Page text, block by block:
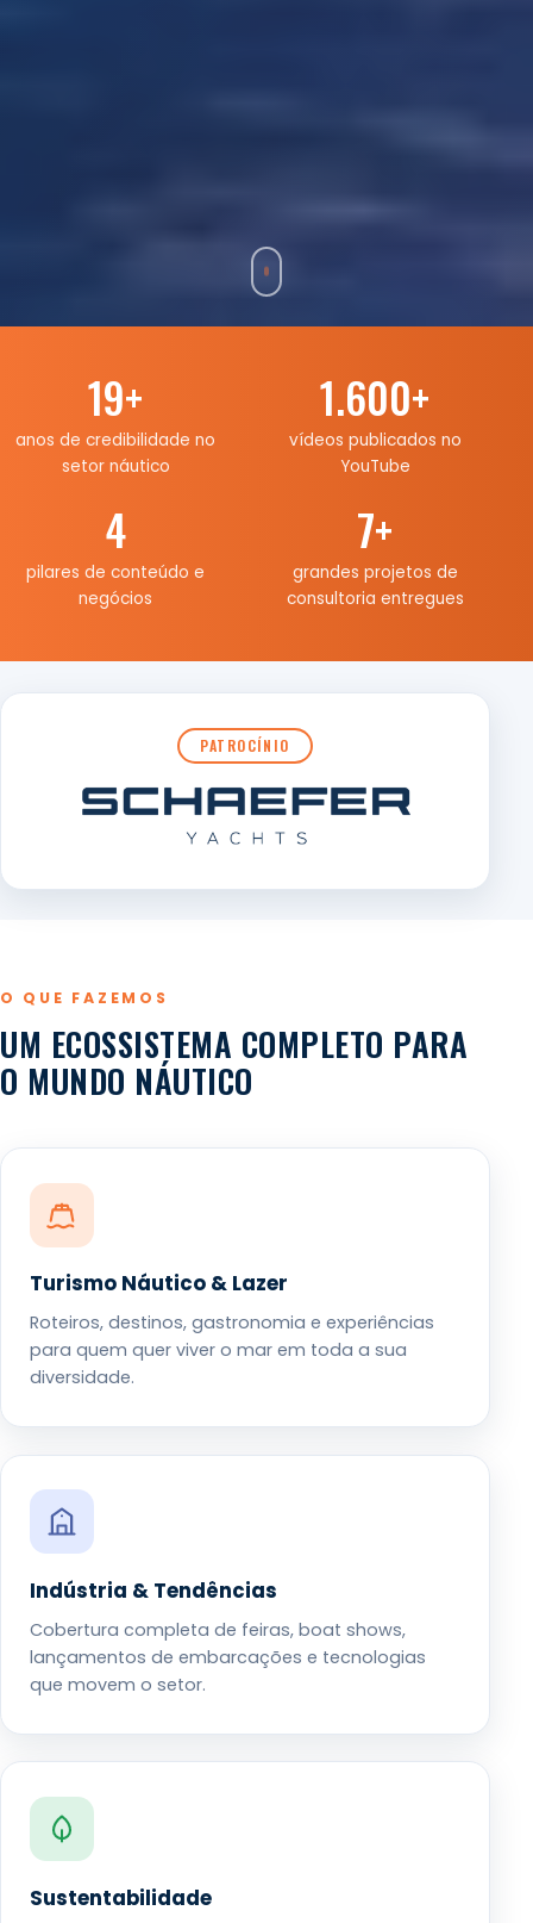
19+
anos de credibilidade no
setor náutico
1.600+
vídeos publicados no
YouTube
4
pilares de conteúdo e
negócios
7+
grandes projetos de
consultoria entregues
PATROCÍNIO
O QUE FAZEMOS
UM ECOSSISTEMA COMPLETO PARA
O MUNDO NÁUTICO
Turismo Náutico & Lazer
Roteiros, destinos, gastronomia e experiências
para quem quer viver o mar em toda a sua
diversidade.
Indústria & Tendências
Cobertura completa de feiras, boat shows,
lançamentos de embarcações e tecnologias
que movem o setor.
Sustentabilidade